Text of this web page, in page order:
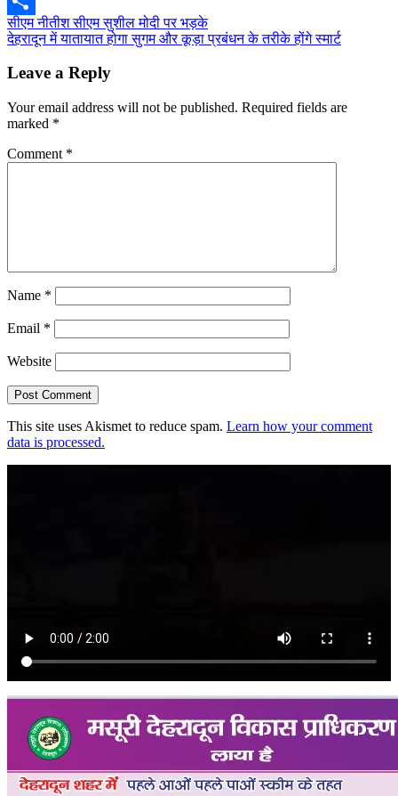
Share
Post
navigation
सीएम नीतीश सीएम सुशील मोदी पर भड़के
देहरादून में यातायात होगा सुगम और कूड़ा प्रबंधन के तरीके होंगे स्मार्ट
Leave a Reply
Your email address will not be published. Required fields are
marked *
Comment *
Name *
Email *
Website
This site uses Akismet to reduce spam. Learn how your comment
data is processed.